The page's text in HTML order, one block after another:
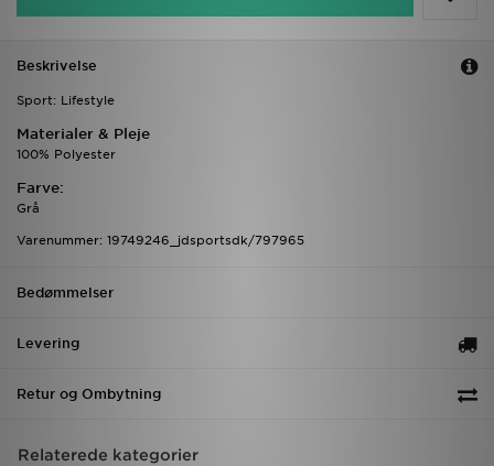
Beskrivelse
Sport: Lifestyle
Materialer & Pleje
100% Polyester
Farve:
Grå
Varenummer: 19749246_jdsportsdk/797965
Bedømmelser
Levering
Retur og Ombytning
Relaterede kategorier